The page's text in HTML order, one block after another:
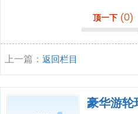
顶一下 (0)
上一篇： 返回栏目
豪华游轮